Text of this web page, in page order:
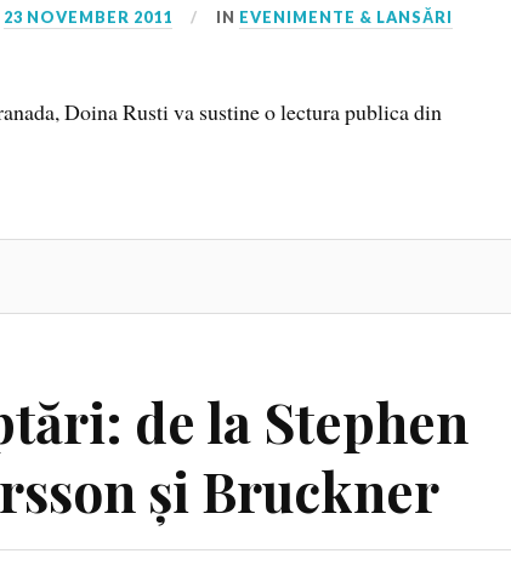
23 NOVEMBER 2011 IN EVENIMENTE & LANSĂRI
Doina Rusti va sustine o lectura publica din
de la Stephen
și Bruckner